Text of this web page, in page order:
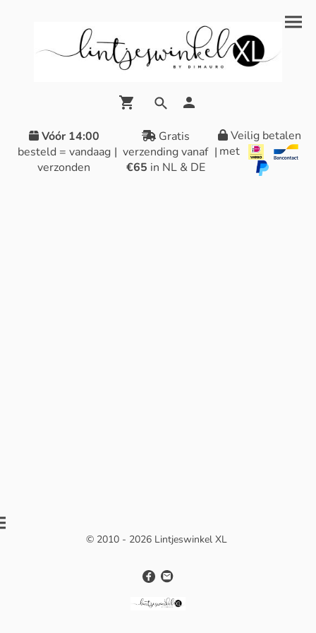
Vóór 14:00
besteld = vandaag
verzonden
|
Gratis
verzending vanaf
€65 in NL & DE
|
Veilig betalen
met
© 2010 - 2026 Lintjeswinkel XL